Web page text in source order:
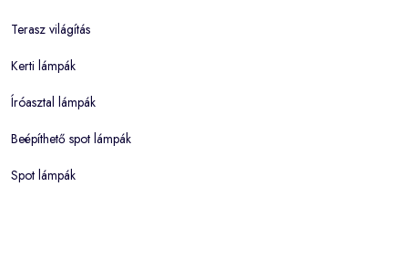
Terasz világítás
Kerti lámpák
Íróasztal lámpák
Beépíthető spot lámpák
Spot lámpák